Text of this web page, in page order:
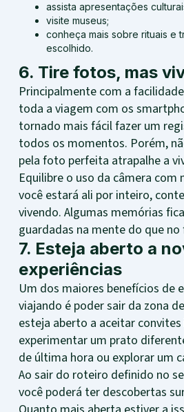
assista apresentações
visite museus;
conheça mais sobre rituais e
escolhido.
6. Tire fotos, mas
Principalmente com a
toda a viagem com os
tornado mais fácil fazer um
todos os momentos. Porém,
pela foto perfeita atrapalhe a
Equilibre o uso da câmera
você estará ali por inteiro,
vivendo. Algumas memórias
guardadas na mente do que no
7. Esteja aberto a
experiências
Um dos maiores benefícios de
viajando é poder sair da zona
esteja aberto a aceitar
experimentar um prato
de última hora ou explorar um
Ao sair do roteiro definido no
você poderá ter descobertas